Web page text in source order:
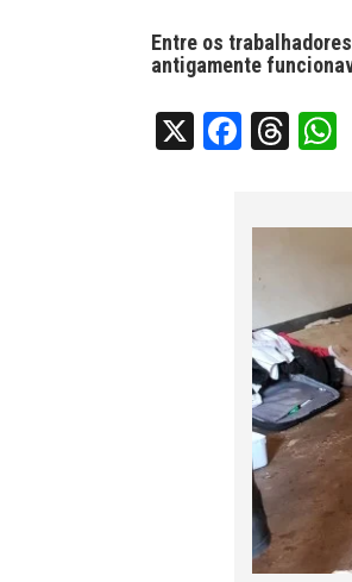
Entre os
antigamente
X